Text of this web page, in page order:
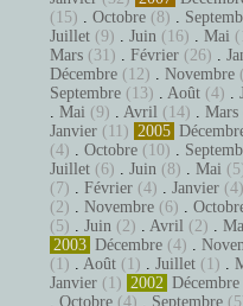
(15) . Octobre (8) .
Juillet (9) . Juin (16) . Mai
Mars (31) . Février (26) .
Décembre (12) . Novembre
Septembre (13) . Août (4) .
. Mai (9) . Avril (14) . Mars
Janvier (11) 2005
(4) . Octobre (10) .
Juillet (6) . Juin (8) . Mai
(7) . Février (4) . Janvier (4)
(2) . Novembre (6) .
(5) . Juin (2) . Avril (2) .
2003 Décembre (4) .
(1) . Août (1) . Juillet (1) .
Janvier (1) 2002 Décembre
. Octobre (4) . Septembre